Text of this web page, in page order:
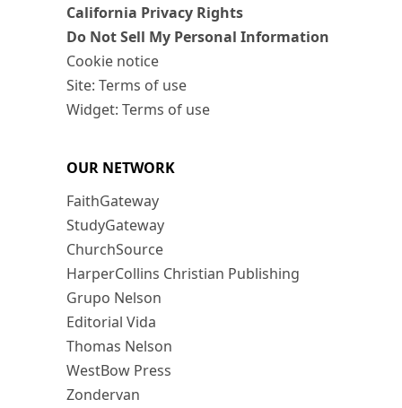
California Privacy Rights
Do Not Sell My Personal Information
Cookie notice
Site: Terms of use
Widget: Terms of use
OUR NETWORK
FaithGateway
StudyGateway
ChurchSource
HarperCollins Christian Publishing
Grupo Nelson
Editorial Vida
Thomas Nelson
WestBow Press
Zondervan